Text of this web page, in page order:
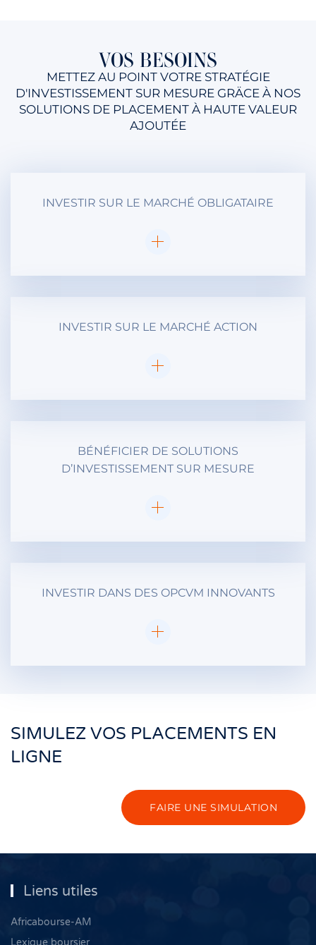
VOS BESOINS
METTEZ AU POINT VOTRE STRATÉGIE
D'INVESTISSEMENT SUR MESURE GRÄCE À NOS
SOLUTIONS DE PLACEMENT À HAUTE VALEUR
AJOUTÉE
INVESTIR SUR LE MARCHÉ OBLIGATAIRE
INVESTIR SUR LE MARCHÉ ACTION
BÉNÉFICIER DE SOLUTIONS
D’INVESTISSEMENT SUR MESURE
INVESTIR DANS DES OPCVM INNOVANTS
SIMULEZ VOS PLACEMENTS EN
LIGNE
FAIRE UNE SIMULATION
Liens utiles
Africabourse-AM
Lexique boursier